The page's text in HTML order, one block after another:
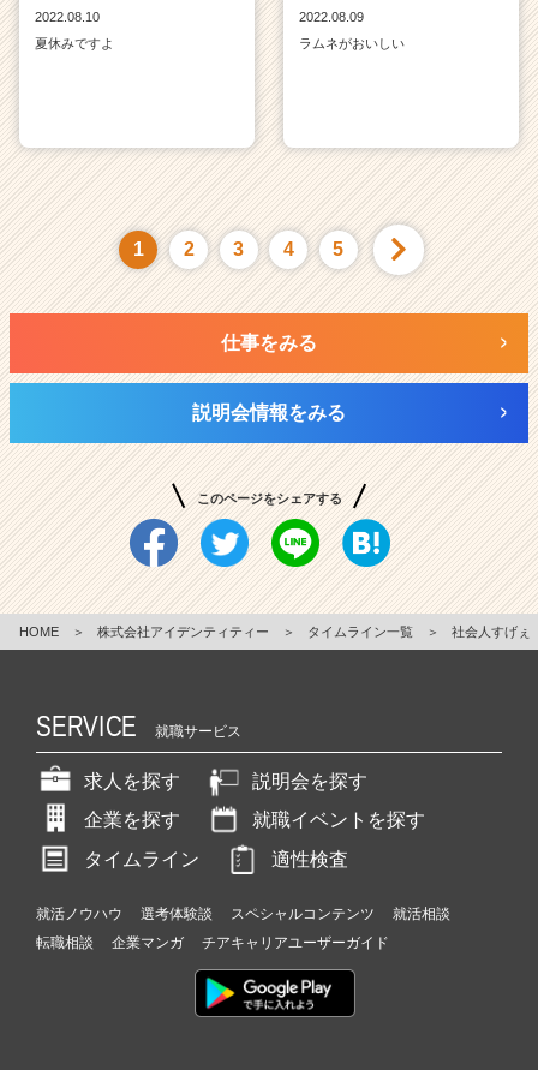
2022.08.10
夏休みですよ
2022.08.09
ラムネがおいしい
1 2 3 4 5
仕事をみる
説明会情報をみる
このページをシェアする
HOME ＞ 株式会社アイデンティティー ＞ タイムライン一覧 ＞ 社会人すげぇ
SERVICE 就職サービス
求人を探す
説明会を探す
企業を探す
就職イベントを探す
タイムライン
適性検査
就活ノウハウ 選考体験談 スペシャルコンテンツ
就活相談
転職相談
企業マンガ チアキャリアユーザーガイド